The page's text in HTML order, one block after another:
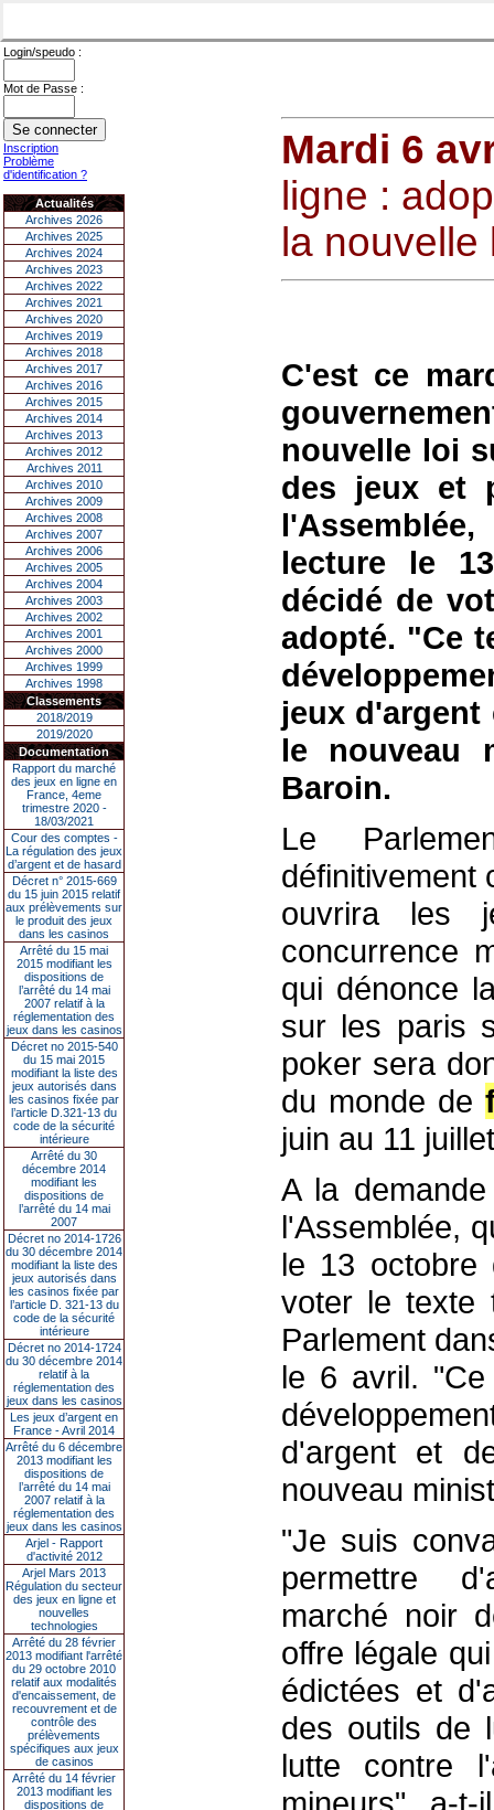
Login/speudo :
Mot de Passe :
Inscription
Problème
d'identification ?
Actualités
Archives 2026
Archives 2025
Archives 2024
Archives 2023
Archives 2022
Archives 2021
Archives 2020
Archives 2019
Archives 2018
Archives 2017
Archives 2016
Archives 2015
Archives 2014
Archives 2013
Archives 2012
Archives 2011
Archives 2010
Archives 2009
Archives 2008
Archives 2007
Archives 2006
Archives 2005
Archives 2004
Archives 2003
Archives 2002
Archives 2001
Archives 2000
Archives 1999
Archives 1998
Classements
2018/2019
2019/2020
Documentation
Rapport du marché
des jeux en ligne en
France, 4eme
trimestre 2020 -
18/03/2021
Cour des comptes -
La régulation des jeux
d’argent et de hasard
Décret n° 2015-669
du 15 juin 2015 relatif
aux prélèvements sur
le produit des jeux
dans les casinos
Arrêté du 15 mai
2015 modifiant les
dispositions de
l’arrêté du 14 mai
2007 relatif à la
réglementation des
jeux dans les casinos
Décret no 2015-540
du 15 mai 2015
modifiant la liste des
jeux autorisés dans
les casinos fixée par
l’article D.321-13 du
code de la sécurité
intérieure
Arrêté du 30
décembre 2014
modifiant les
dispositions de
l’arrêté du 14 mai
2007
Décret no 2014-1726
du 30 décembre 2014
modifiant la liste des
jeux autorisés dans
les casinos fixée par
l’article D. 321-13 du
code de la sécurité
intérieure
Décret no 2014-1724
du 30 décembre 2014
relatif à la
réglementation des
jeux dans les casinos
Les jeux d’argent en
France - Avril 2014
Arrêté du 6 décembre
2013 modifiant les
dispositions de
l’arrêté du 14 mai
2007 relatif à la
réglementation des
jeux dans les casinos
Arjel - Rapport
d'activité 2012
Arjel Mars 2013
Régulation du secteur
des jeux en ligne et
nouvelles
technologies
Arrêté du 28 février
2013 modifiant l'arrêté
du 29 octobre 2010
relatif aux modalités
d'encaissement, de
recouvrement et de
contrôle des
prélèvements
spécifiques aux jeux
de casinos
Arrêté du 14 février
2013 modifiant les
dispositions de
Mardi 6
ligne :
la
C'est ce
nouvelle loi
des jeux et
lecture le
décidé de
adopté. "Ce
jeux
le nouveau
Baroin.
Le
définitivement
ouvrira les
concurrence
qui dénonce
sur les paris
poker sera
du monde de
juin au 11
A la
l'Assemblée,
le 13 octobre
voter le texte
Parlement
le 6 avril.
d'argent et
nouveau
"Je suis
permettre
marché noir
offre légale
édictées et
des outils de
lutte contre